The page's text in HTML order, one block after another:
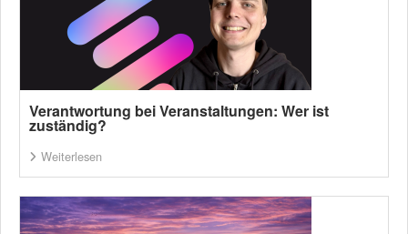
Verantwortung bei Veranstaltungen: Wer ist
zuständig?
Weiterlesen